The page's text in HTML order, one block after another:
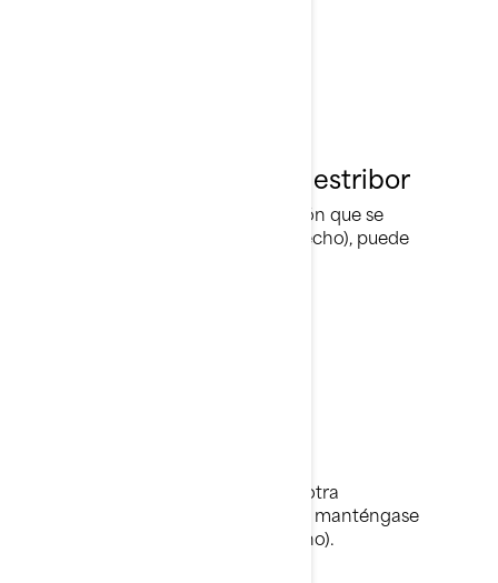
Paso de estribor con estribor
Al acercarse a otra embarcación que se
encuentre a estribor (lado derecho), puede
Cuando se acerque de proa a otra
embarcación o moto acuática, manténgase
siempre a estribor (lado derecho).